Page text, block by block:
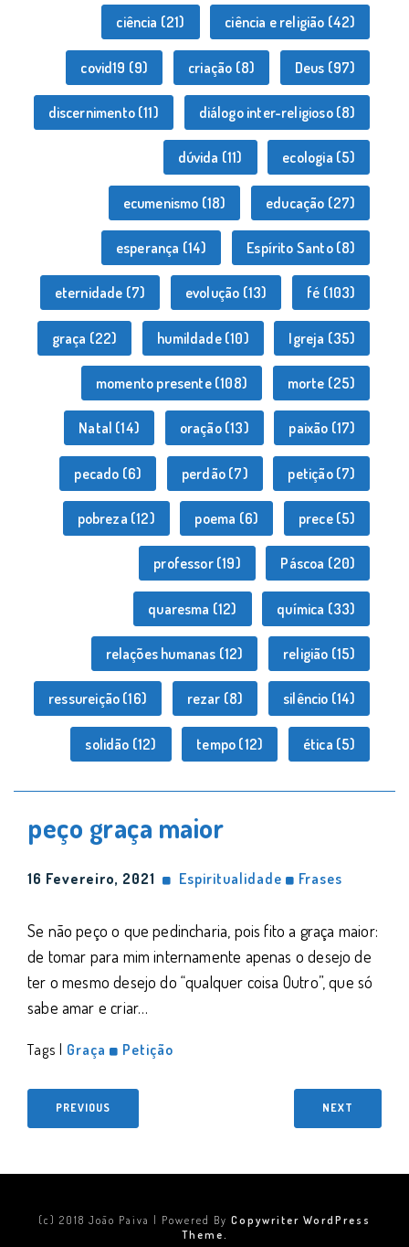
ciência (21) ciência e religião (42)
covid19 (9) criação (8) Deus (97)
discernimento(11) diálogo inter-religioso(8)
dúvida (11) ecologia (5)
ecumenismo (18) educação (27)
esperança (14) Espírito Santo(8)
eternidade (7) evolução (13) fé (103)
graça (22) humildade(10) Igreja (35)
momento presente(108) morte (25)
Natal (14) oração(13) paixão (17)
pecado (6) perdão(7) petição(7)
pobreza (12) poema (6) prece(5)
professor(19) Páscoa (20)
quaresma (12) química (33)
relações humanas (12) religião (15)
ressureição (16) rezar (8) silêncio (14)
solidão (12) tempo (12) ética (5)
peço graça maior
16 Fevereiro, 2021 Espiritualidade Frases
Se não peço o que pedincharia, pois fito a graça maior:
de tomar para mim internamente apenas o desejo de
ter o mesmo desejo do “qualquer coisa Outro”, que só
sabe amar e criar…
Tags | Graça Petição
PREVIOUS NEXT
(c) 2018 João Paiva | Powered By Copywriter WordPress
Theme.